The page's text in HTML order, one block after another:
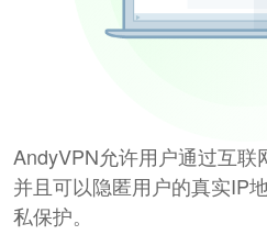
AndyVPN允许用户通过互联
并且可以隐匿用户的真实IP
私保护。